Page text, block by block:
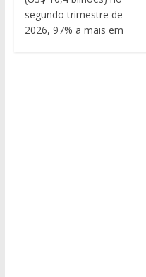
segundo trimestre de
2026, 97% a mais em